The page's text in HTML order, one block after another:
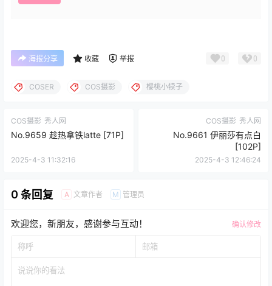
海报分享 收藏 举报 0 0
COSER COS摄影 樱桃小犊子
COS摄影 秀人网
No.9659 趁热拿铁latte [71P]
2025-4-3 11:32:16
COS摄影 秀人网
No.9661 伊丽莎有点白
[102P]
2025-4-3 12:46:24
0 条回复 A 文章作者 M 管理员
欢迎您，新朋友，感谢参与互动！ 确认修改